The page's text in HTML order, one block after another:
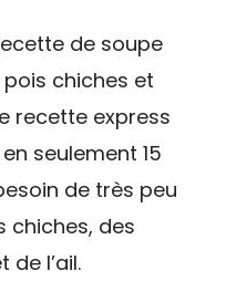
de soupe
chiches et
recette express
seulement 15
de très peu
chiches, des
de l’ail.